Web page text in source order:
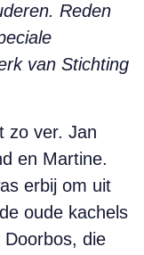
Reden
van Stichting
zo ver. Jan
en Martine.
erbij om uit
oude kachels
die